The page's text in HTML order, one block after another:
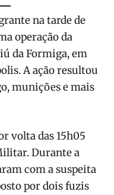
na tarde de
operação da
da Formiga, em
A ação resultou
munições e mais
volta das 15h05
Durante a
com a suspeita
por dois fuzis